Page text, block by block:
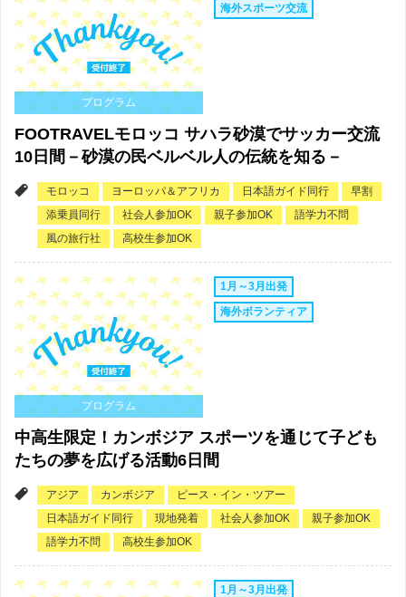
プログラム
海外スポーツ交流
FOOTRAVELモロッコ サハラ砂漠でサッカー交流
10日間－砂漠の民ベルベル人の伝統を知る－
モロッコ ヨーロッパ＆アフリカ 日本語ガイド同行
早割
添乗員同行
社会人参加OK 親子参加OK
語学力不問
風の旅行社
高校生参加OK
プログラム
1月～3月出発
海外ボランティア
中高生限定！カンボジア スポーツを通じて子ども
たちの夢を広げる活動6日間
アジア カンボジア
ピース・イン・ツアー
日本語ガイド同行
現地発着 社会人参加OK
親子参加OK
語学力不問
高校生参加OK
1月～3月出発